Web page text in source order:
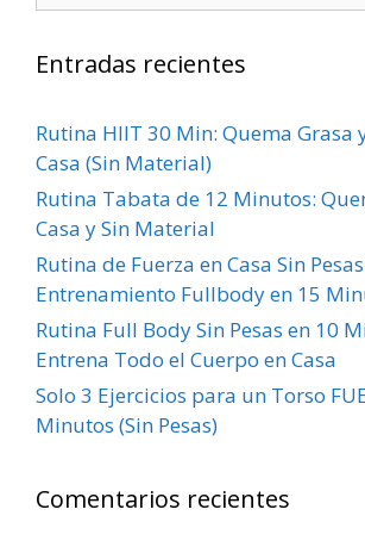
Entradas recientes
Rutina HIIT 30 Min: Quema Grasa
Casa (Sin Material)
Rutina Tabata de 12 Minutos:
Casa y Sin Material
Rutina de Fuerza en Casa Sin
Entrenamiento Fullbody en 15
Rutina Full Body Sin Pesas en 10
Entrena Todo el Cuerpo en Casa
Solo 3 Ejercicios para un Torso
Minutos (Sin Pesas)
Comentarios recientes